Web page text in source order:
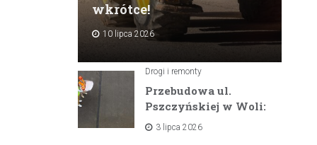
wkrótce!
10 lipca 2026
Drogi i remonty
Przebudowa ul.
Pszczyńskiej w Woli:
Wielka inwestycja
3 lipca 2026